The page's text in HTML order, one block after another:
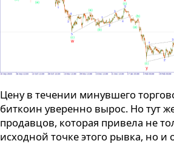
Цену в течении минувшего
биткоин уверенно вырос. Но тут
продавцов, которая привела не
исходной точке этого рывка, но